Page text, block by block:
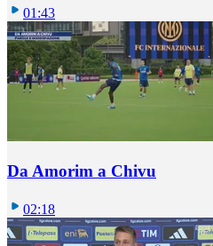
01:43
Da Amorim a Chivu
02:18